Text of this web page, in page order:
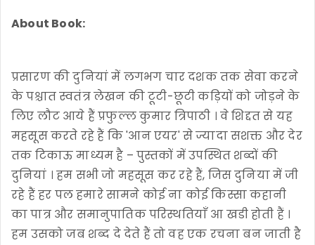
About Book:
प्रसारण की दुनियां में लगभग चार दशक तक सेवा करने
के पश्चात स्वतंत्र लेखन की टूटी-छूटी कड़ियों को जोड़ने के
लिए लौट आये हैं प्रफुल्ल कुमार त्रिपाठी । वे शिद्दत से यह
महसूस करते रहे हैं कि 'आन एयर' से ज्यादा सशक्त और देर
तक टिकाऊ माध्यम है – पुस्तकों में उपस्थित शब्दों की
दुनियां । हम सभी जो महसूस कर रहे हैं, जिस दुनिया में जी
रहे हैं हर पल हमारे सामने कोई ना कोई किस्सा कहानी
का पात्र और समानुपातिक परिस्थतियाँ आ खडी होती हैं ।
हम उसको जब शब्द दे देते हैं तो वह एक रचना बन जाती है